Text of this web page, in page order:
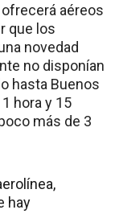
aéreos
que los
novedad
no disponían
hasta Buenos
hora y 15
más de 3
hay